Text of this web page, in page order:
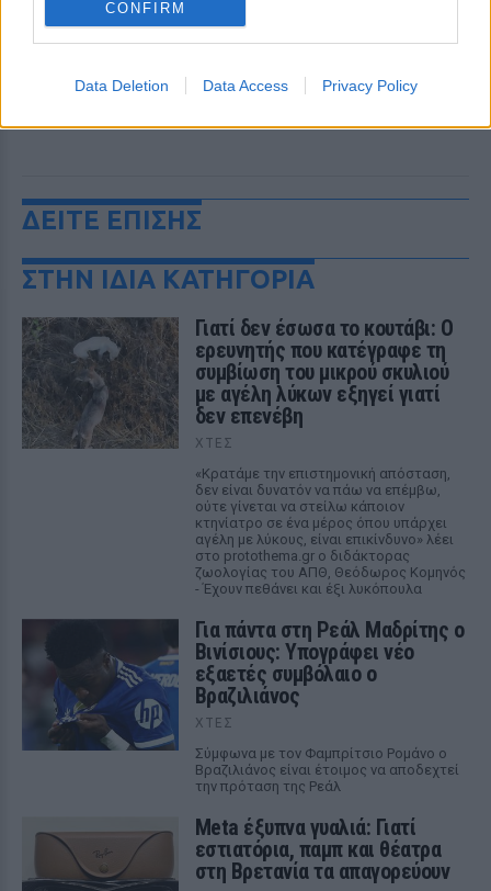
CONFIRM
Data Deletion Data Access Privacy Policy
ΔΕΙΤΕ ΕΠΙΣΗΣ
ΣΤΗΝ ΙΔΙΑ ΚΑΤΗΓΟΡΙΑ
Γιατί δεν έσωσα το κουτάβι: Ο
ερευνητής που κατέγραφε τη
συμβίωση του μικρού σκυλιού
με αγέλη λύκων εξηγεί γιατί
δεν επενέβη
ΧΤΕΣ
«Κρατάμε την επιστημονική απόσταση,
δεν είναι δυνατόν να πάω να επέμβω,
ούτε γίνεται να στείλω κάποιον
κτηνίατρο σε ένα μέρος όπου υπάρχει
αγέλη με λύκους, είναι επικίνδυνο» λέει
στο protothema.gr ο διδάκτορας
ζωολογίας του ΑΠΘ, Θεόδωρος Κομηνός
- Έχουν πεθάνει και έξι λυκόπουλα
Για πάντα στη Ρεάλ Μαδρίτης ο
Βινίσιους: Υπογράφει νέο
εξαετές συμβόλαιο ο
Βραζιλιάνος
ΧΤΕΣ
Σύμφωνα με τον Φαμπρίτσιο Ρομάνο ο
Βραζιλιάνος είναι έτοιμος να αποδεχτεί
την πρόταση της Ρεάλ
Meta έξυπνα γυαλιά: Γιατί
εστιατόρια, παμπ και θέατρα
στη Βρετανία τα απαγορεύουν